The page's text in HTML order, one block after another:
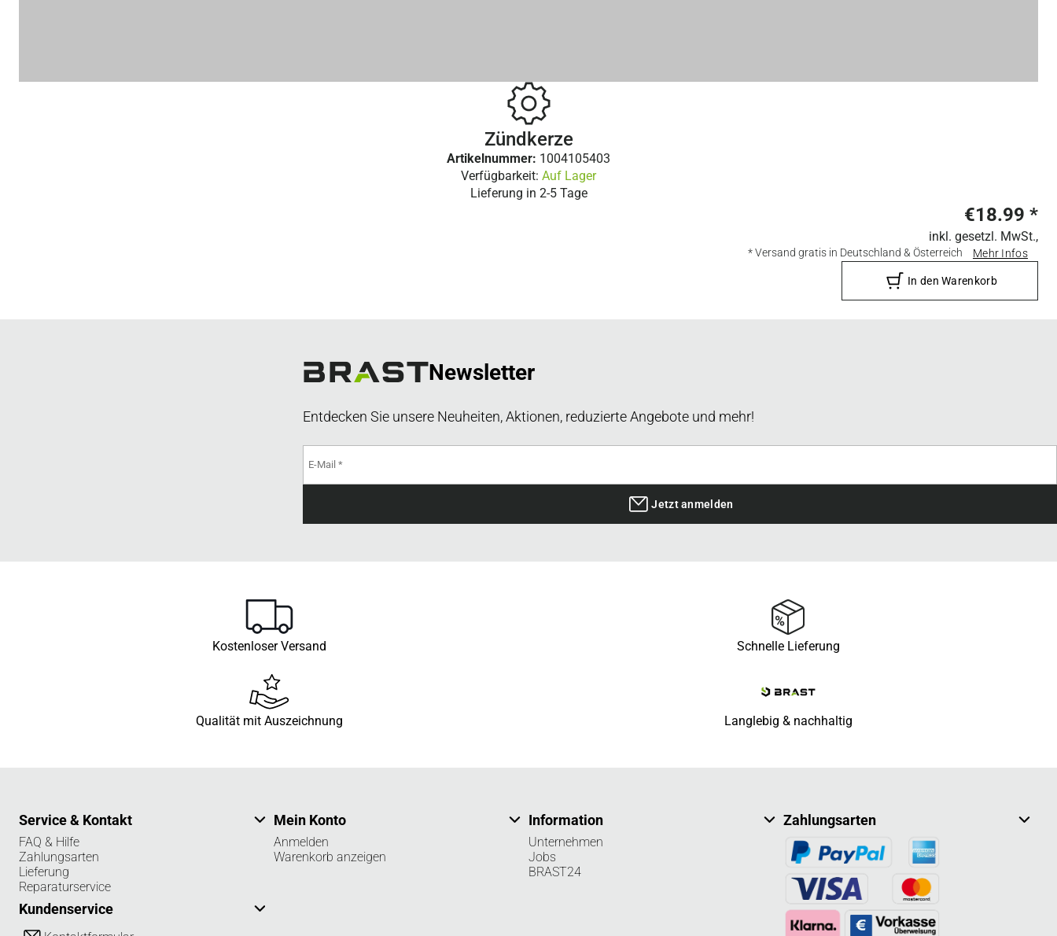
Zündkerze
Artikelnummer: 1004105403
Verfügbarkeit: Auf Lager
Lieferung in 2-5 Tage
€18.99 *
inkl. gesetzl. MwSt.,
* Versand gratis in Deutschland & Österreich Mehr Infos
In den Warenkorb
Newsletter
Entdecken Sie unsere Neuheiten, Aktionen, reduzierte Angebote und mehr!
Jetzt anmelden
Kostenloser Versand Schnelle Lieferung
Qualität mit Auszeichnung Langlebig & nachhaltig
Service & Kontakt
FAQ & Hilfe
Zahlungsarten
Lieferung
Reparaturservice
Kundenservice
Mein Konto
Anmelden
Warenkorb anzeigen
Information
Unternehmen
Jobs
BRAST24
Zahlungsarten